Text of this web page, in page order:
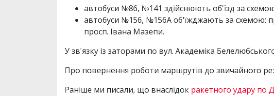
автобуси №86, №141 здійснюють об'їзд за
автобуси №156, №156А об'їжджають за схемою:
просп. Івана Мазепи.
У зв'язку із заторами по вул. Академіка
Про повернення роботи маршрутів до звичайного
Раніше ми писали, що внаслідок ракетного удару по